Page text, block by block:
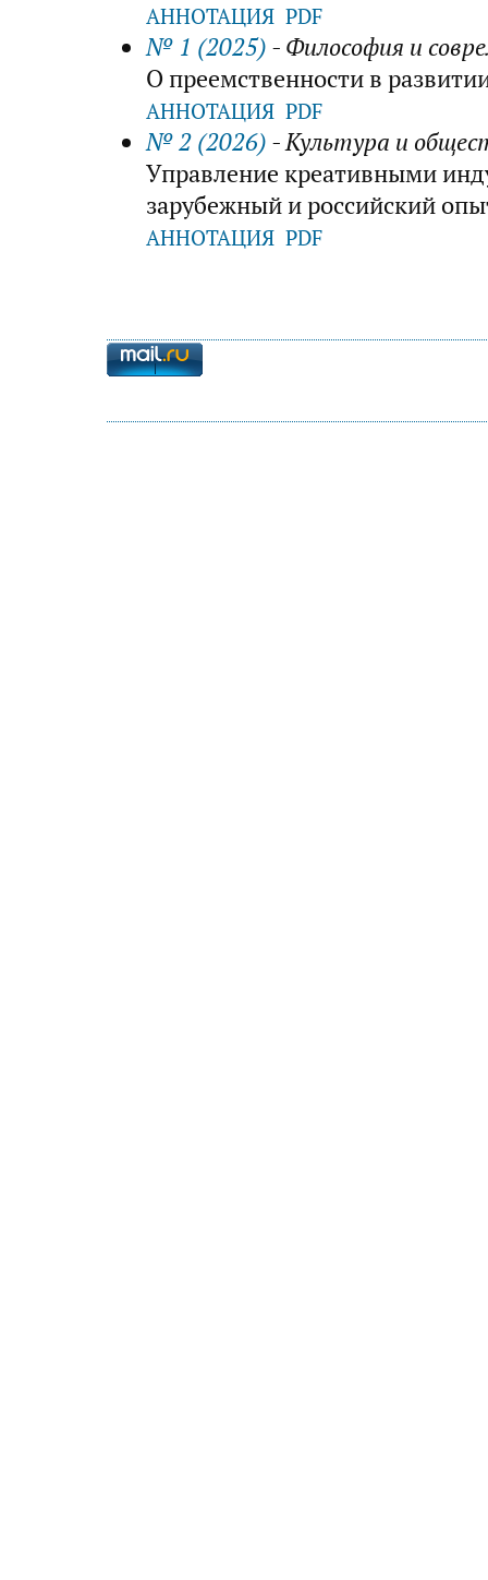
АННОТАЦИЯ PDF
№ 1 (2025) - Философия и
О преемственности в
АННОТАЦИЯ PDF
№ 2 (2026) - Культура и
Управление креативными
зарубежный и российский
АННОТАЦИЯ PDF